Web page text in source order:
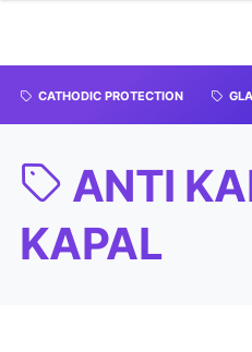
CATHODIC PROTECTION
ANTI
KAPAL